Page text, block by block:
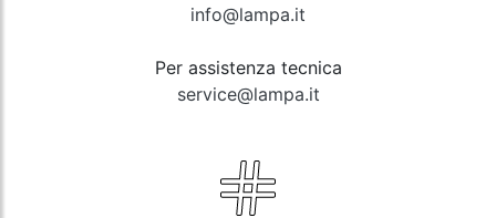
info@lampa.it
Per assistenza tecnica
service@lampa.it